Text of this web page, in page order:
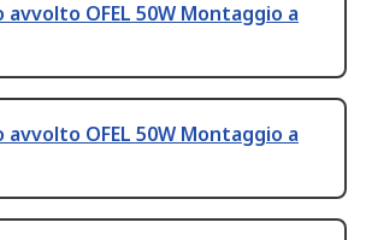
OFEL 50W Montaggio a
OFEL 50W Montaggio a